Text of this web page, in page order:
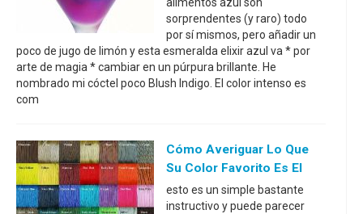
sorprendentes (y raro) todo
por sí mismos, pero añadir un
poco de jugo de limón y esta esmeralda elixir azul va * por
arte de magia * cambiar en un púrpura brillante. He
nombrado mi cóctel poco Blush Indigo. El color intenso es
com
Cómo Averiguar Lo Que
Su Color Favorito Es El
esto es un simple bastante
instructivo y puede parecer